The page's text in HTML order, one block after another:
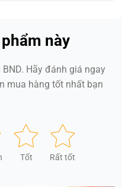
này
Hãy đánh giá ngay
mua hàng tốt nhất bạn
Tốt Rất tốt